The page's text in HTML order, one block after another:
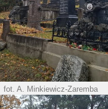
fot. A. Minkiewicz-Zaremba